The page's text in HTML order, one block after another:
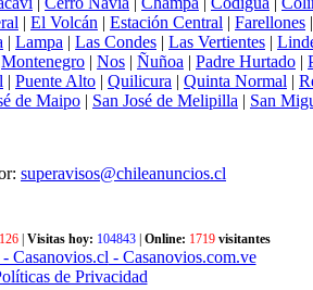
| El Volcán | Estación Central | Farellones
| Lampa | Las Condes | Las Vertientes |
Montenegro | Nos | Ñuñoa | Padre Hurtado |
| Puente Alto | Quilicura | Quinta Normal |
de Maipo | San José de Melipilla | San
superavisos@chileanuncios.cl
| Visitas hoy: 104843| Online: 1719 visitantes
- Casanovios.cl - Casanovios.com.ve
de Privacidad